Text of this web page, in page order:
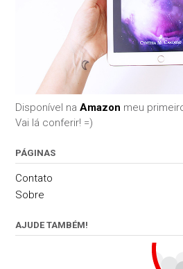
Disponível na Amazon meu
Vai lá conferir! =)
PÁGINAS
Contato
Sobre
AJUDE TAMBÉM!